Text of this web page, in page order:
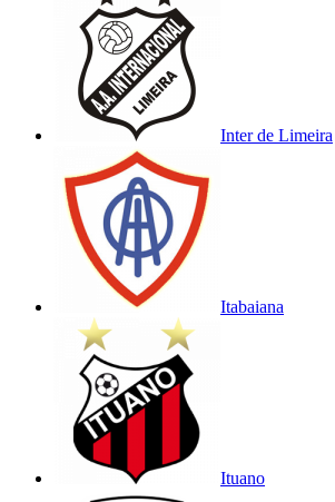
Inter de Limeira
Itabaiana
Ituano